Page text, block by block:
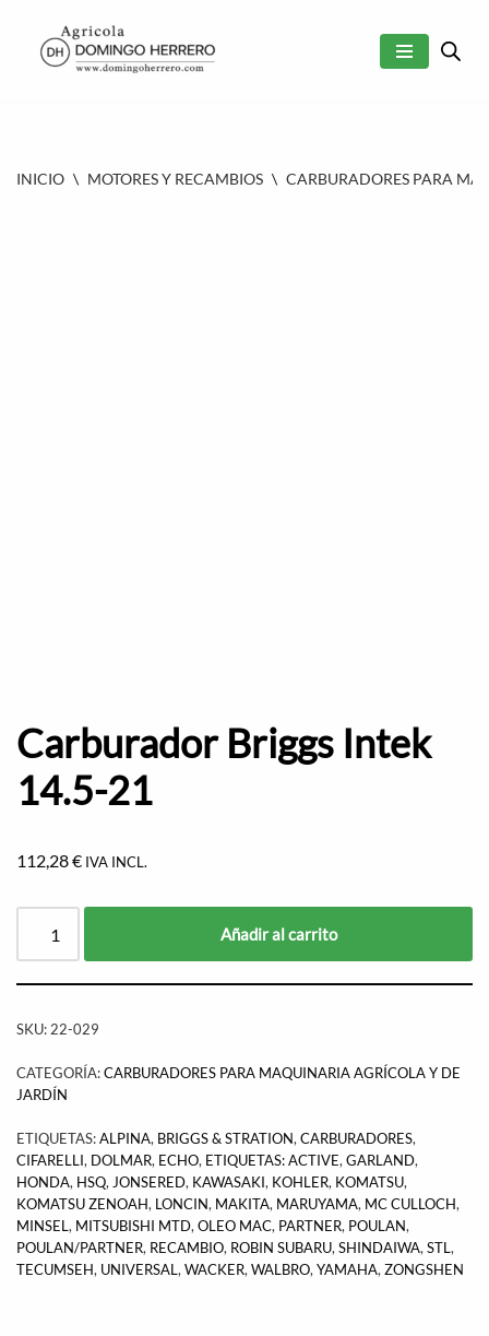
SALTAR
INICIO \ MOTORES Y RECAMBIOS \ CARBURADORES PARA
Carburador Briggs Intek
14.5-21
112,28€ IVA INCL.
Añadir al carrito
SKU: 22-029
CATEGORÍA:CARBURADORES PARA MAQUINARIA AGRÍCOLA Y DE
JARDÍN
ETIQUETAS:ALPINA, BRIGGS & STRATION, CARBURADORES,
CIFARELLI, DOLMAR, ECHO, ETIQUETAS: ACTIVE, GARLAND,
HONDA, HSQ, JONSERED, KAWASAKI, KOHLER, KOMATSU,
KOMATSU ZENOAH, LONCIN, MAKITA, MARUYAMA, MC CULLOCH,
MINSEL, MITSUBISHI MTD, OLEO MAC, PARTNER, POULAN,
POULAN/PARTNER, RECAMBIO, ROBIN SUBARU, SHINDAIWA, STL,
TECUMSEH, UNIVERSAL, WACKER, WALBRO, YAMAHA, ZONGSHEN